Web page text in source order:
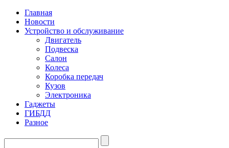
Главная
Новости
Устройство и обслуживание
Двигатель
Подвеска
Салон
Колеса
Коробка передач
Кузов
Электроника
Гаджеты
ГИБДД
Разное